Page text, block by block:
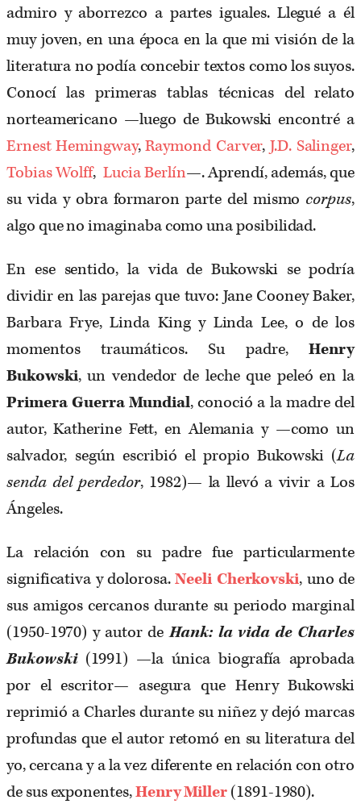
admiro y aborrezco a partes iguales. Llegué a él
muy joven, en una época en la que mi visión de la
literatura no podía concebir textos como los suyos.
Conocí las primeras tablas técnicas del relato
norteamericano —luego de Bukowski encontré a
Ernest Hemingway,Raymond Carver,J.D. Salinger,
Tobias Wolff, Lucia Berlín—. Aprendí, además, que
su vida y obra formaron parte del mismo corpus,
algo que no imaginaba como una posibilidad.
En ese sentido, la vida de Bukowski se podría
dividir en las parejas que tuvo: Jane Cooney Baker,
Barbara Frye, Linda King y Linda Lee, o de los
momentos traumáticos. Su padre,Henry
Bukowski, un vendedor de leche que peleó en la
Primera Guerra Mundial, conoció a la madre del
autor, Katherine Fett, en Alemania y —como un
salvador, según escribió el propio Bukowski (La
senda del perdedor, 1982)— la llevó a vivir a Los
Ángeles.
La relación con su padre fue particularmente
significativa y dolorosa.Neeli Cherkovski, uno de
sus amigos cercanos durante su periodo marginal
(1950-1970) y autor deHank: la vida de Charles
Bukowski (1991) —la única biografía aprobada
por el escritor— asegura que Henry Bukowski
reprimió a Charles durante su niñez y dejó marcas
profundas que el autor retomó en su literatura del
yo, cercana y a la vez diferente en relación con otro
de sus exponentes,Henry Miller(1891-1980).